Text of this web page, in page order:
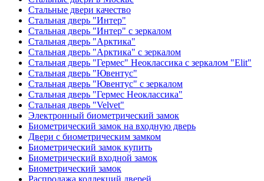
Стальные двери качество
Стальная дверь "Интер"
Стальная дверь "Интер" с зеркалом
Стальная дверь "Арктика"
Стальная дверь "Арктика" с зеркалом
Стальная дверь "Гермес" Неоклассика с зеркалом "Elit"
Стальная дверь "Ювентус"
Стальная дверь "Ювентус" с зеркалом
Стальная дверь "Гермес Неоклассика"
Стальная дверь "Velvet"
Электронный биометрический замок
Биометрический замок на входную дверь
Двери с биометрическим замком
Биометрический замок купить
Биометрический входной замок
Биометрический замок
Распродажа коллекций дверей